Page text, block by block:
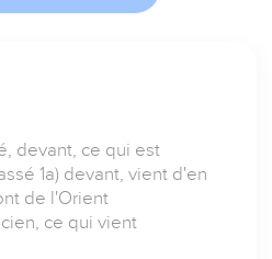
devant, ce qui est
1a) devant, vient d'en
de l'Orient
ce qui vient